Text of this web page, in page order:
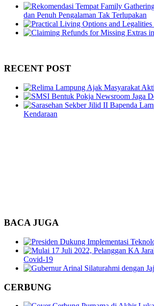
dan Penuh Pengalaman Tak Terlupakan
RECENT POST
Kendaraan
BACA JUGA
Covid-19
CERBUNG